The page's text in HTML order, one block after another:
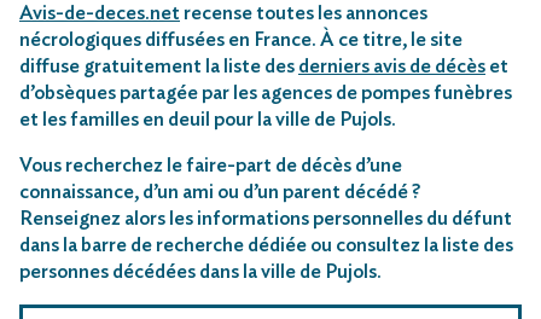
Avis-de-deces.net recense toutes les annonces
nécrologiques diffusées en France. À ce titre, le site
diffuse gratuitement la liste des derniers avis de décès et
d’obsèques partagée par les agences de pompes funèbres
et les familles en deuil pour la ville de Pujols.
Vous recherchez le faire-part de décès d’une
connaissance, d’un ami ou d’un parent décédé ?
Renseignez alors les informations personnelles du défunt
dans la barre de recherche dédiée ou consultez la liste des
personnes décédées dans la ville de Pujols.